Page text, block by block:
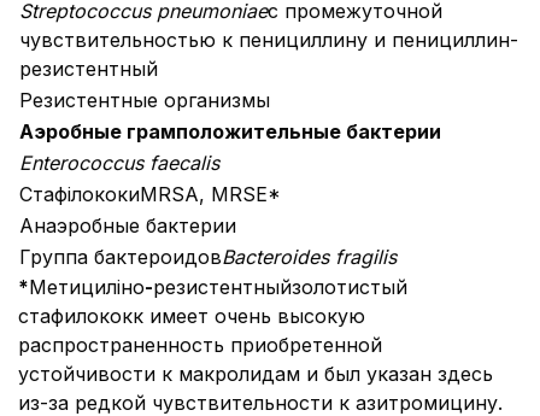
Streptococcus pneumoniaeс промежуточной
чувствительностью к пенициллину и пенициллин-
резистентный
Резистентные организмы
Аэробные грамположительные бактерии
Enterococcus faecalis
СтафілококиMRSA, MRSE*
Анаэробные бактерии
Группа бактероидовBacteroides fragilis
*Метициліно-резистентныйзолотистый
стафилококк имеет очень высокую
распространенность приобретенной
устойчивости к макролидам и был указан здесь
из-за редкой чувствительности к азитромицину.